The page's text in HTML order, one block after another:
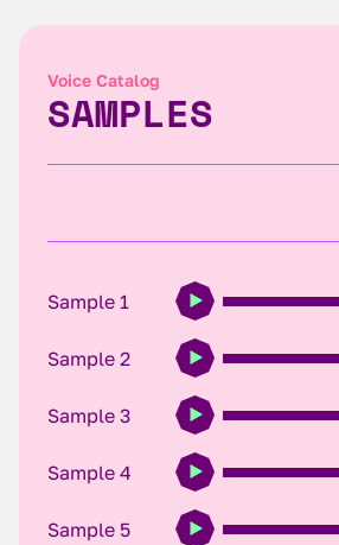
Voice Catalog
SAMPLES
Sample 1
Sample 2
Sample 3
Sample 4
Sample 5